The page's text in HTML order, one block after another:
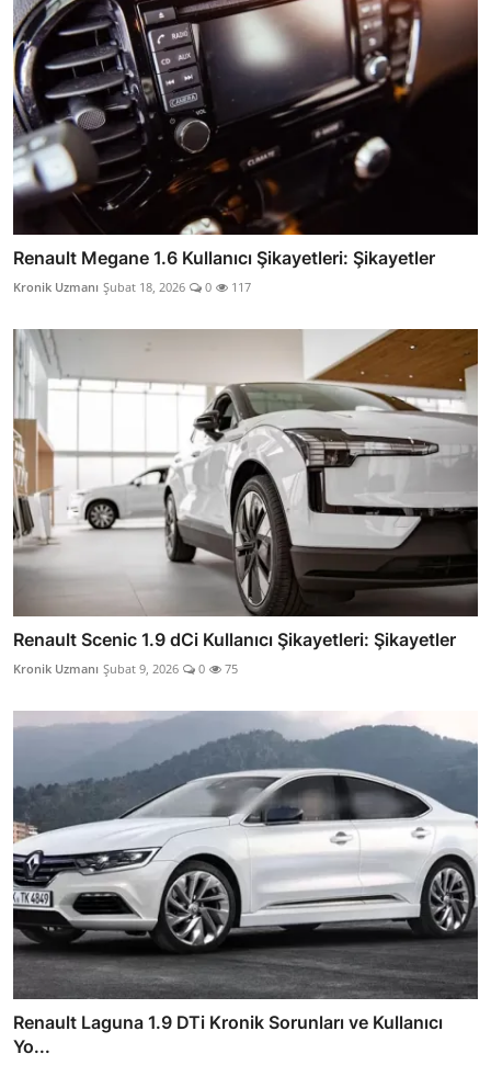
Renault Megane 1.6 Kullanıcı Şikayetleri: Şikayetler
Kronik Uzmanı Şubat 18, 2026 0 117
Renault Scenic 1.9 dCi Kullanıcı Şikayetleri: Şikayetler
Kronik Uzmanı Şubat 9, 2026 0 75
Renault Laguna 1.9 DTi Kronik Sorunları ve Kullanıcı
Yo...